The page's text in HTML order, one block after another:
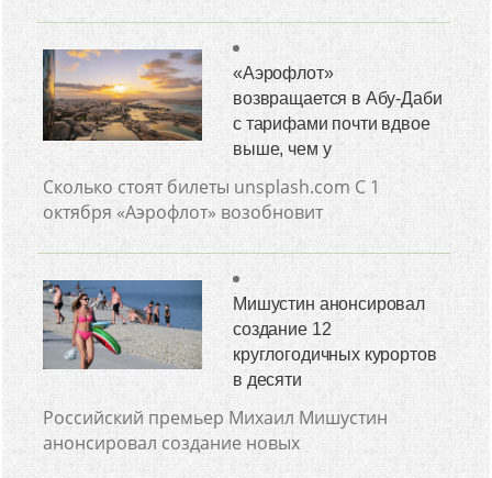
«Аэрофлот»
возвращается в Абу-Даби
с тарифами почти вдвое
выше, чем у
Сколько стоят билеты unsplash.com С 1
октября «Аэрофлот» возобновит
Мишустин анонсировал
создание 12
круглогодичных курортов
в десяти
Российский премьер Михаил Мишустин
анонсировал создание новых